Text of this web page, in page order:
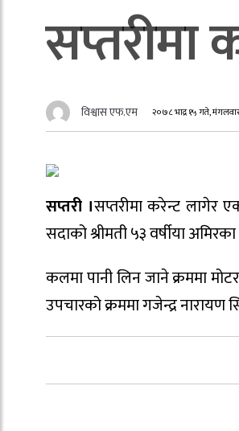
विश्वास एफ.एम २०७८ भाद्र १५ गते,
सप्तरी ।सप्तरीमा करेन्ट लागेर
सदाको श्रीमती ५३ वर्षीया
कलमा पानी लिन जाने क्रममा
उपचारको क्रममा गजेन्द्र नारायण